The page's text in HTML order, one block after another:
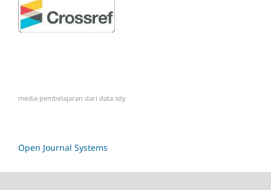
media pembelajaran dari data sdy
Open Journal Systems